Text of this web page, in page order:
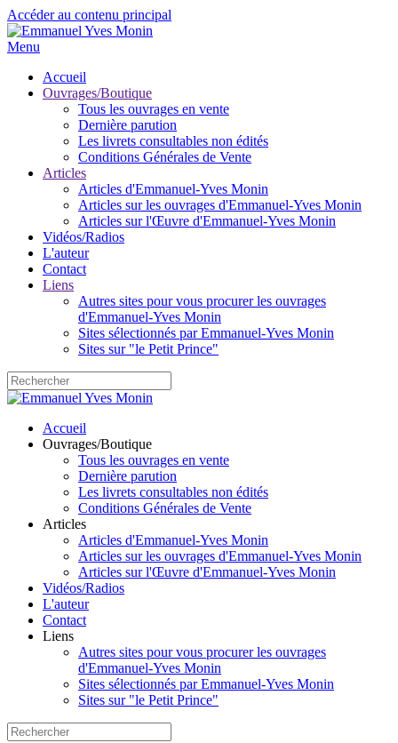
Accéder au contenu principal
Menu
Accueil
Ouvrages/Boutique
Tous les ouvrages en vente
Dernière parution
Les livrets consultables non édités
Conditions Générales de Vente
Articles
Articles d'Emmanuel-Yves Monin
Articles sur les ouvrages d'Emmanuel-Yves Monin
Articles sur l'Œuvre d'Emmanuel-Yves Monin
Vidéos/Radios
L'auteur
Contact
Liens
Autres sites pour vous procurer les ouvrages
d'Emmanuel-Yves Monin
Sites sélectionnés par Emmanuel-Yves Monin
Sites sur "le Petit Prince"
Accueil
Ouvrages/Boutique
Tous les ouvrages en vente
Dernière parution
Les livrets consultables non édités
Conditions Générales de Vente
Articles
Articles d'Emmanuel-Yves Monin
Articles sur les ouvrages d'Emmanuel-Yves Monin
Articles sur l'Œuvre d'Emmanuel-Yves Monin
Vidéos/Radios
L'auteur
Contact
Liens
Autres sites pour vous procurer les ouvrages
d'Emmanuel-Yves Monin
Sites sélectionnés par Emmanuel-Yves Monin
Sites sur "le Petit Prince"